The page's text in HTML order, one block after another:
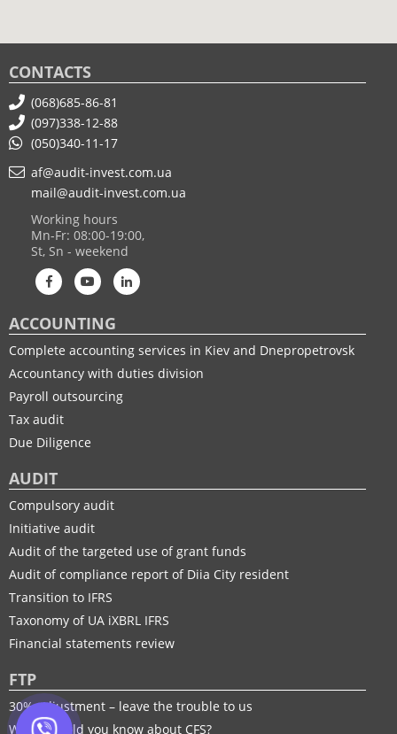
CONTACTS
(068)685-86-81
(097)338-12-88
(050)340-11-17
af@audit-invest.com.ua
mail@audit-invest.com.ua
Working hours
Mn-Fr: 08:00-19:00,
St, Sn - weekend
ACCOUNTING
Complete accounting services in Kiev and Dnepropetrovsk
Accountancy with duties division
Payroll outsourcing
Tax audit
Due Diligence
AUDIT
Compulsory audit
Initiative audit
Audit of the targeted use of grant funds
Audit of compliance report of Diia City resident
Transition to IFRS
Taxonomy of UA іXBRL IFRS
Financial statements review
FTP
30% adjustment – leave the trouble to us
What should you know about CFS?